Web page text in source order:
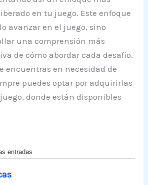
en tu juego. Este enfoque
avanzar en el juego, sino
una comprensión más
de cómo abordar cada desafío.
encuentras en necesidad de
puedes optar por adquirirlas
donde están disponibles
entradas